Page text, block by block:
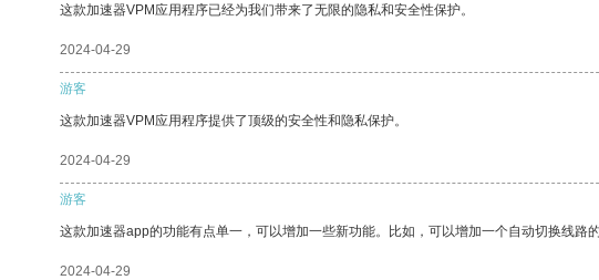
这款加速器VPM应用程序已经为我们带来了无限的隐私和安全性保护。
2024-04-29
游客
这款加速器VPM应用程序提供了顶级的安全性和隐私保护。
2024-04-29
游客
这款加速器app的功能有点单一，可以增加一些新功能。比如，可以增加一个自动切换线路
2024-04-29